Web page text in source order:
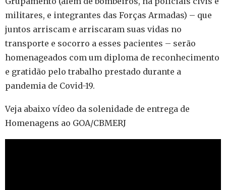
militares, e integrantes das Forças Armadas) – que
juntos arriscam e arriscaram suas vidas no
transporte e socorro a esses pacientes – serão
homenageados com um diploma de reconhecimento
e gratidão pelo trabalho prestado durante a
pandemia de Covid-19.
Veja abaixo vídeo da solenidade de entrega de
Homenagens ao GOA/CBMERJ